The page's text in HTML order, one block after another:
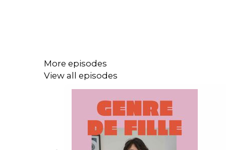
ressent quand on pratique le kundalini. Et
Merci Anne pour cet échange généreux et inspirant
Vous pouvez aussi suivreGenre de Fille
More episodes
View all episodes